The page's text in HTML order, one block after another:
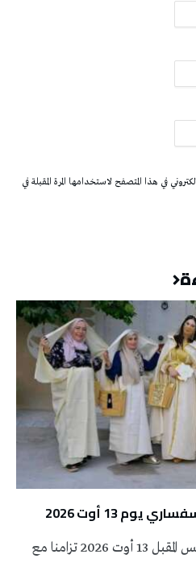
في هذا المتصفح لاستخدامها المرة المقبلة في
13 أوت 2026
تُنظم جمعية تراثنا يوم الخميس المقبل 13 أوت 2026 تزامنا مع